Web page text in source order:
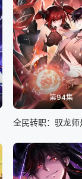
第94集